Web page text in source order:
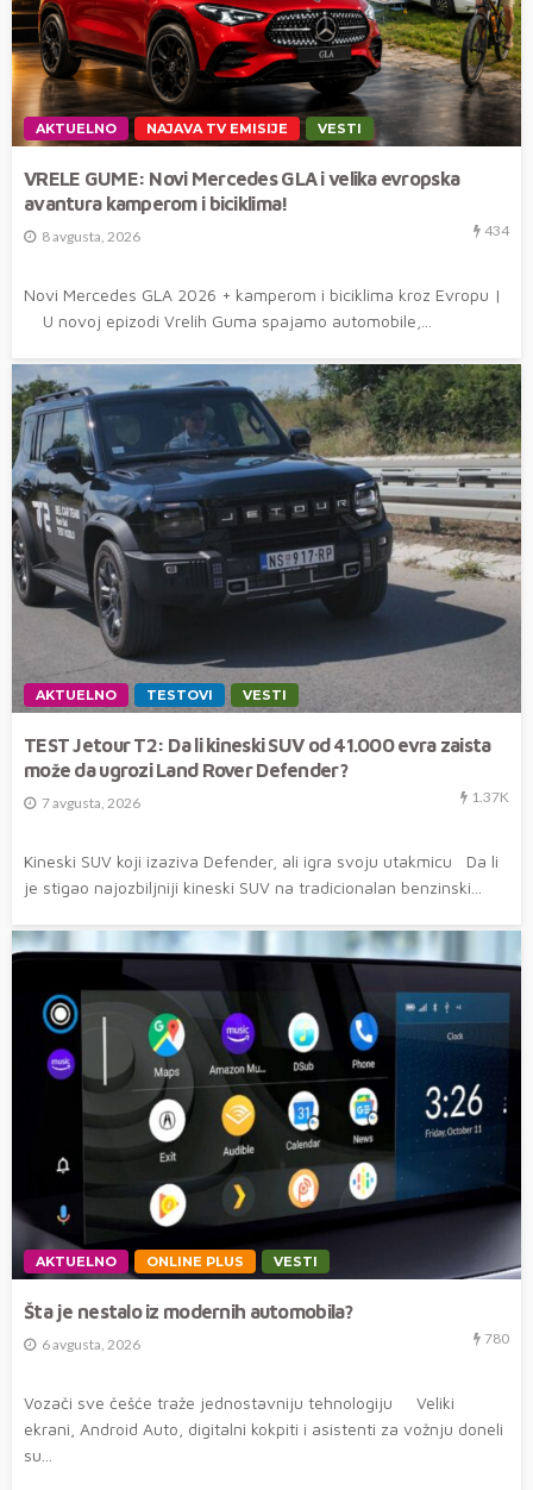
AKTUELNO NAJAVA TV EMISIJE VESTI
VRELE GUME: Novi Mercedes GLA i velika evropska
avantura kamperom i biciklima!
8 avgusta, 2026 434
Novi Mercedes GLA 2026 + kamperom i biciklima kroz Evropu |
U novoj epizodi Vrelih Guma spajamo automobile,...
AKTUELNO TESTOVI VESTI
TEST Jetour T2: Da li kineski SUV od 41.000 evra zaista
može da ugrozi Land Rover Defender?
7 avgusta, 2026 1.37K
Kineski SUV koji izaziva Defender, ali igra svoju utakmicu Da li
je stigao najozbiljniji kineski SUV na tradicionalan benzinski...
AKTUELNO ONLINE PLUS VESTI
Šta je nestalo iz modernih automobila?
6 avgusta, 2026 780
Vozači sve češće traže jednostavniju tehnologiju Veliki
ekrani, Android Auto, digitalni kokpiti i asistenti za vožnju doneli
su...